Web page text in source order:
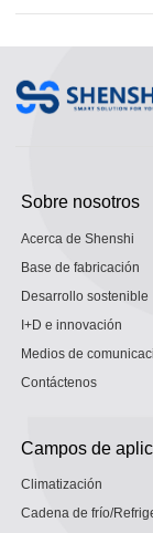
Sobre nosotros
Acerca de Shenshi
Base de fabricación
Desarrollo sostenible
I+D e innovación
Medios de
Contáctenos
Campos de
Climatización
Cadena de frío/